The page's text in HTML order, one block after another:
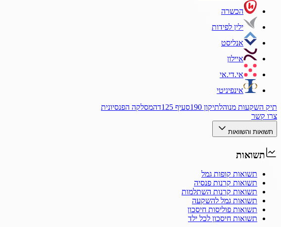
הכשרה
ילין לפידות
אנליסט
איילון
אי.די.אי
אינפיניטי
תיק השקעות מנוהלתיקון 190 סעיף 125ד
המסלקה הפנסיונית
צרו קשר
תשואות והשוואות
תשואות
תשואות קופות גמל
תשואות קרנות פנסיה
תשואות קרנות השתלמות
תשואות גמל להשקעה
תשואות פוליסות חיסכון
תשואות חיסכון לכל ילד